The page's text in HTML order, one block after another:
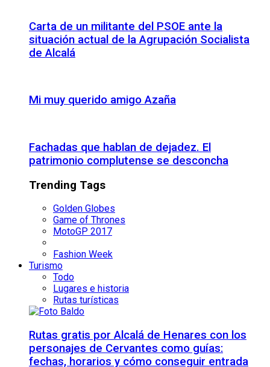
Carta de un militante del PSOE ante la
situación actual de la Agrupación Socialista
de Alcalá
Mi muy querido amigo Azaña
Fachadas que hablan de dejadez. El
patrimonio complutense se desconcha
Trending Tags
Golden Globes
Game of Thrones
MotoGP 2017
Fashion Week
Turismo
Todo
Lugares e historia
Rutas turísticas
Rutas gratis por Alcalá de Henares con los
personajes de Cervantes como guías:
fechas, horarios y cómo conseguir entrada